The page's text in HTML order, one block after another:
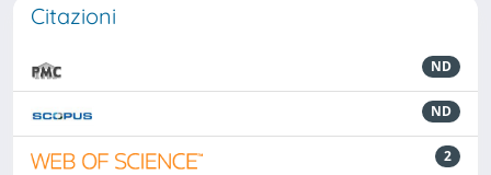
Citazioni
ND
ND
2